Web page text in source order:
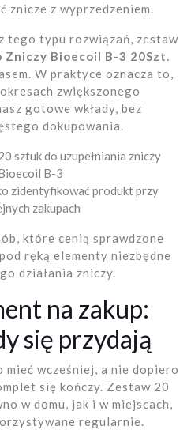
znicze z wyprzedzeniem.
tego typu rozwiązań, zestaw
Zniczy Bioecoil B-3 20Szt.
W praktyce oznacza to,
zwiększonego
gotowe wkłady, bez
dokupowania.
sztuk do uzupełniania zniczy
B-3
zidentyfikować produkt przy
zakupach
które cenią sprawdzone
ręką elementy niezbędne
działania zniczy.
na zakup:
się przydają
wcześniej, a nie dopiero
się kończy. Zestaw 20
w domu, jak i w miejscach,
regularnie.